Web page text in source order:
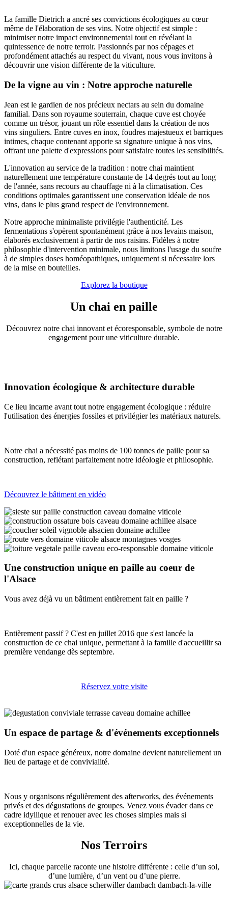
La famille Dietrich a ancré ses convictions écologiques au cœur
même de l'élaboration de ses vins. Notre objectif est simple :
minimiser notre impact environnemental tout en révélant la
quintessence de notre terroir. Passionnés par nos cépages et
profondément attachés au respect du vivant, nous vous invitons à
découvrir une vision différente de la viticulture.
De la vigne au vin : Notre approche naturelle
Jean est le gardien de nos précieux nectars au sein du domaine
familial. Dans son royaume souterrain, chaque cuve est choyée
comme un trésor, jouant un rôle essentiel dans la création de nos
vins singuliers. Entre cuves en inox, foudres majestueux et barriques
intimes, chaque contenant apporte sa signature unique à nos vins,
offrant une palette d'expressions pour satisfaire toutes les sensibilités.
L'innovation au service de la tradition : notre chai maintient
naturellement une température constante de 14 degrés tout au long
de l'année, sans recours au chauffage ni à la climatisation. Ces
conditions optimales garantissent une conservation idéale de nos
vins, dans le plus grand respect de l'environnement.
Notre approche minimaliste privilégie l'authenticité. Les
fermentations s'opèrent spontanément grâce à nos levains maison,
élaborés exclusivement à partir de nos raisins. Fidèles à notre
philosophie d'intervention minimale, nous limitons l'usage du soufre
à de simples doses homéopathiques, uniquement si nécessaire lors
de la mise en bouteilles.
Explorez la boutique
Un chai en paille
Découvrez notre chai innovant et écoresponsable, symbole de notre
engagement pour une viticulture durable.
Innovation écologique & architecture durable
Ce lieu incarne avant tout notre engagement écologique : réduire
l'utilisation des énergies fossiles et privilégier les matériaux naturels.
Notre chai a nécessité pas moins de 100 tonnes de paille pour sa
construction, reflétant parfaitement notre idéologie et philosophie.
Découvrez le bâtiment en vidéo
Une construction unique en paille au coeur de
l'Alsace
Vous avez déjà vu un bâtiment entièrement fait en paille ?
Entièrement passif ? C'est en juillet 2016 que s'est lancée la
construction de ce chai unique, permettant à la famille d'accueillir sa
première vendange dès septembre.
Réservez votre visite
Un espace de partage & d'événements exceptionnels
Doté d'un espace généreux, notre domaine devient naturellement un
lieu de partage et de convivialité.
Nous y organisons régulièrement des afterworks, des événements
privés et des dégustations de groupes. Venez vous évader dans ce
cadre idyllique et renouer avec les choses simples mais si
exceptionnelles de la vie.
Nos Terroirs
Ici, chaque parcelle raconte une histoire différente : celle d’un sol,
d’une lumière, d’un vent ou d’une pierre.